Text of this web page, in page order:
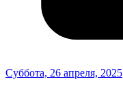
Суббота, 26 апреля, 2025